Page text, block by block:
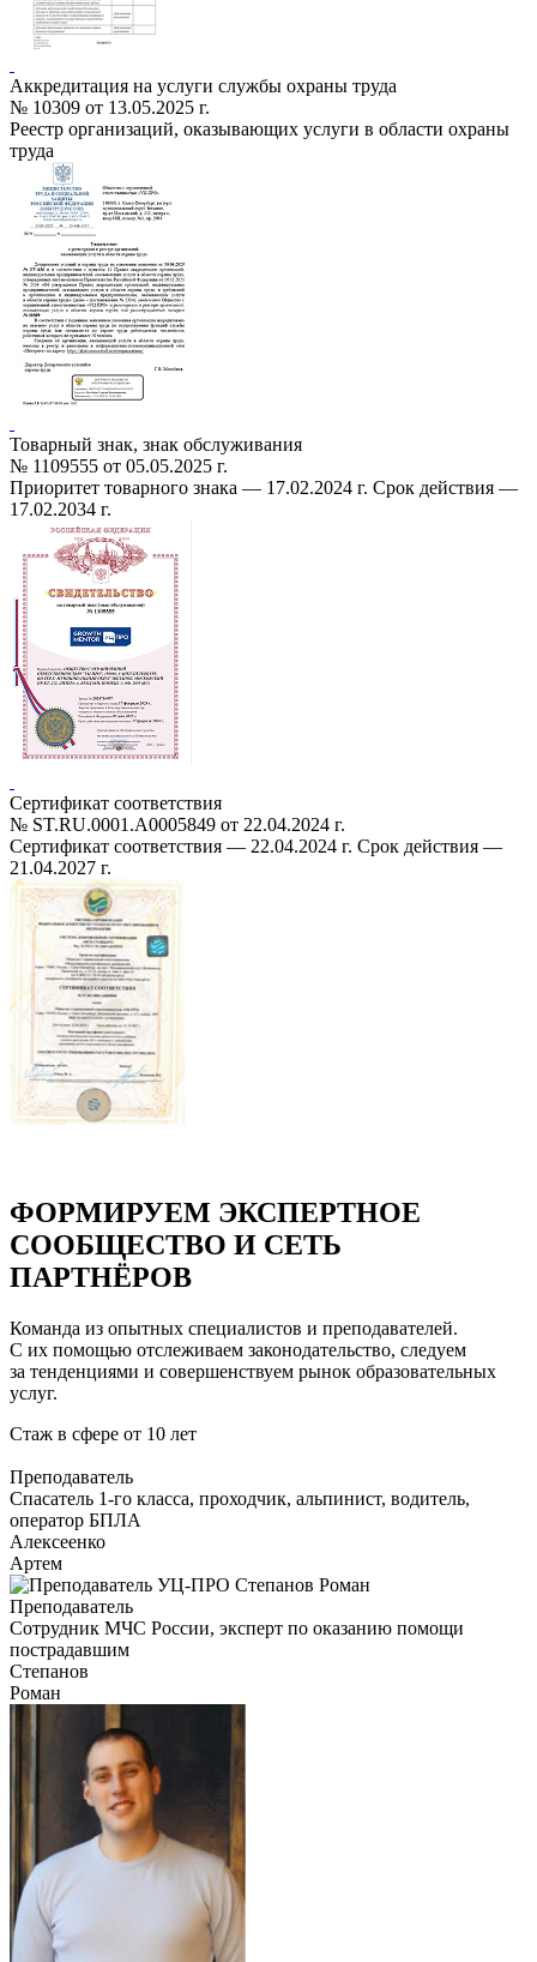
Аккредитация на услуги службы охраны труда
№ 10309 от 13.05.2025 г.
Реестр организаций, оказывающих услуги в области охраны
труда
Товарный знак, знак обслуживания
№ 1109555 от 05.05.2025 г.
Приоритет товарного знака — 17.02.2024 г. Срок действия —
17.02.2034 г.
Сертификат соответствия
№ ST.RU.0001.A0005849 от 22.04.2024 г.
Cертификат соответствия — 22.04.2024 г. Срок действия —
21.04.2027 г.
ФОРМИРУЕМ ЭКСПЕРТНОЕ
СООБЩЕСТВО И СЕТЬ
ПАРТНЁРОВ
Команда из опытных специалистов и преподавателей.
С их помощью отслеживаем законодательство, следуем
за тенденциями и совершенствуем рынок образовательных
услуг.
Стаж в сфере от 10 лет
Преподаватель
Cпасатель 1-го класса, проходчик, альпинист, водитель,
оператор БПЛА
Алексеенко
Артем
Преподаватель
Сотрудник МЧС России, эксперт по оказанию помощи
пострадавшим
Степанов
Роман